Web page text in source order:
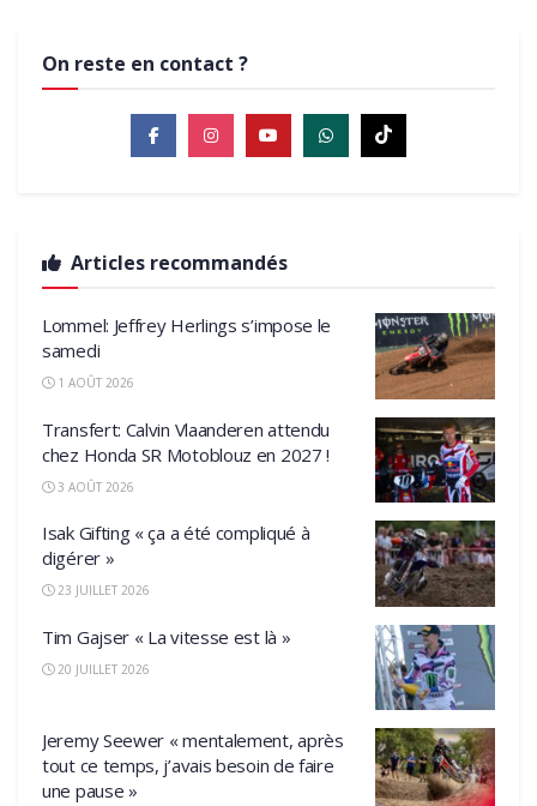
On reste en contact ?
Articles recommandés
Lommel: Jeffrey Herlings s’impose le
samedi
1 AOÛT 2026
Transfert: Calvin Vlaanderen attendu
chez Honda SR Motoblouz en 2027 !
3 AOÛT 2026
Isak Gifting « ça a été compliqué à
digérer »
23 JUILLET 2026
Tim Gajser « La vitesse est là »
20 JUILLET 2026
Jeremy Seewer « mentalement, après
tout ce temps, j’avais besoin de faire
une pause »